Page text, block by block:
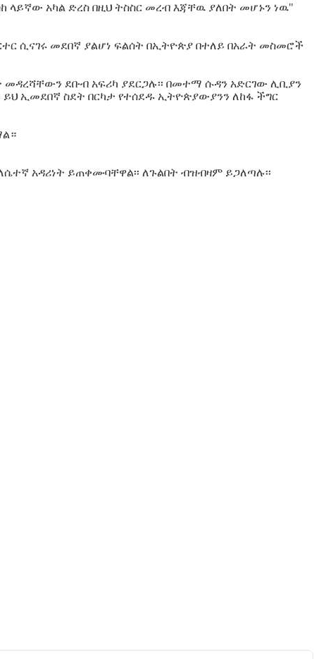
አካል ድረስ በዚህ ትስስር መረብ እጃቸዉ ያለበት መሆኑን ነዉ"
ሲናገሩ መደበኛ ያልሆነ ፍልሰት በኢትዮጵያ በተለይ በአራት መስመሮች
ደቡብ አፍሪካ ያደርጋሉ፡፡ በመተማ ሱዳን አድርገው ሊቢያን
ኢመደበኛ ስደት በርካታ የተሰደዱ ኢትዮጵያውያንን ለከፋ ችግር
አዳሪነት ይጠቀሙባቸዋል፡፡ ለጉልበት ብዝብዛም ይጋለጣሉ፡፡